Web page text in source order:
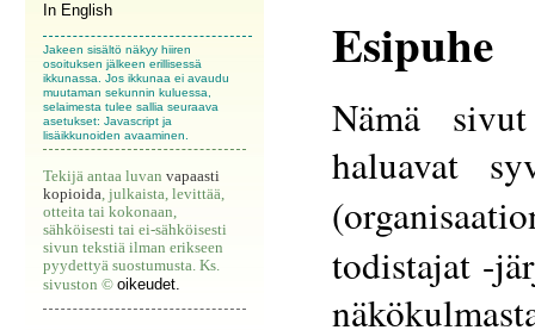
In English
Jakeen sisältö näkyy hiiren
osoituksen jälkeen erillisessä
ikkunassa. Jos ikkunaa ei avaudu
muutaman sekunnin kuluessa,
selaimesta tulee sallia seuraava
asetukset: Javascript ja
lisäikkunoiden avaaminen.
Tekijä antaa luvan vapaasti
kopioida, julkaista, levittää,
otteita tai kokonaan,
sähköisesti tai ei-sähköisesti
sivun tekstiä ilman erikseen
pyydettyä suostumusta. Ks.
sivuston © oikeudet.
Esipuhe
Nämä
haluavat
todistajat -